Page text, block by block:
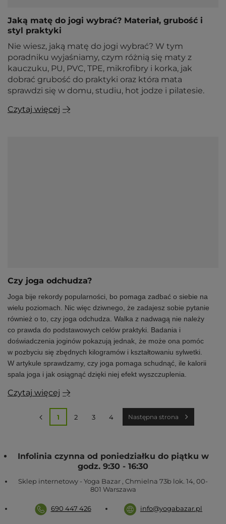
Jaką matę do jogi wybrać? Materiał, grubość i
styl praktyki
Nie wiesz, jaką matę do jogi wybrać? W tym
poradniku wyjaśniamy, czym różnią się maty z
kauczuku, PU, PVC, TPE, mikrofibry i korka, jak
dobrać grubość do praktyki oraz która mata
sprawdzi się w domu, studiu, hot jodze i pilatesie.
Czytaj więcej
Czy joga odchudza?
Joga bije rekordy popularności, bo pomaga zadbać o siebie na
wielu poziomach. Nic więc dziwnego, że zadajesz sobie pytanie
również o to, czy joga odchudza. Walka z nadwagą nie należy
co prawda do podstawowych celów praktyki. Badania i
doświadczenia joginów pokazują jednak, że może ona pomóc
w pozbyciu się zbędnych kilogramów i kształtowaniu sylwetki.
W artykule sprawdzamy, czy joga pomaga schudnąć, ile kalorii
spala joga i jak osiągnąć dzięki niej efekt wyszczuplenia.
Czytaj więcej
1 2 3 4 Następna strona
Infolinia czynna od poniedziałku do piątku w
godz. 9:30 - 16:30
Sklep internetowy - Yoga Bazar , Chmielna 73b lok. 14, 00-
801 Warszawa
690 447 426 info@yogabazar.pl